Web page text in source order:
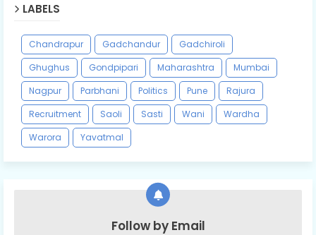
LABELS
Chandrapur Gadchandur
Gadchiroli
Ghughus
Gondpipari Maharashtra
Mumbai
Nagpur
Parbhani Politics Pune
Rajura
Recruitment
Saoli Sasti Wani
Wardha
Warora
Yavatmal
Follow by Email